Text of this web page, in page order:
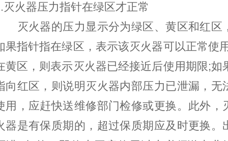
灭火器压力指针在绿区才正常
火器的压力显示分为绿区、黄区和红区
果指针指在绿区，表示该灭火器可以正常使
黄区，则表示灭火器已经接近后使用期限;如
向红区，则说明灭火器内部压力已泄漏，无
用，应赶快送维修部门检修或更换。此外，
器是有保质期的，超过保质期应及时更换。